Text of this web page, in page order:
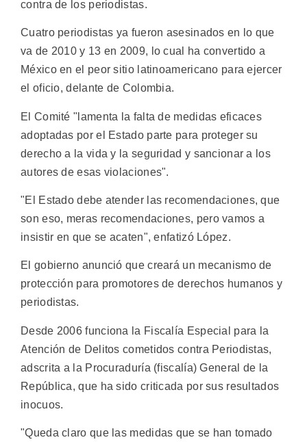
contra de los periodistas.
Cuatro periodistas ya fueron asesinados en lo que
va de 2010 y 13 en 2009, lo cual ha convertido a
México en el peor sitio latinoamericano para ejercer
el oficio, delante de Colombia.
El Comité "lamenta la falta de medidas eficaces
adoptadas por el Estado parte para proteger su
derecho a la vida y la seguridad y sancionar a los
autores de esas violaciones".
"El Estado debe atender las recomendaciones, que
son eso, meras recomendaciones, pero vamos a
insistir en que se acaten", enfatizó López.
El gobierno anunció que creará un mecanismo de
protección para promotores de derechos humanos y
periodistas.
Desde 2006 funciona la Fiscalía Especial para la
Atención de Delitos cometidos contra Periodistas,
adscrita a la Procuraduría (fiscalía) General de la
República, que ha sido criticada por sus resultados
inocuos.
"Queda claro que las medidas que se han tomado